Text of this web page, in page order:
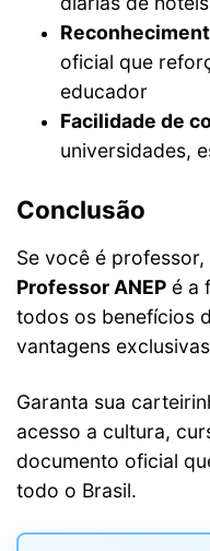
oficial que
educador
Facilidade de
universidades,
Conclusão
Se você é professor,
Professor ANEP é a
todos os benefícios
vantagens
Garanta sua
acesso a cultura,
documento oficial
todo o Brasil.